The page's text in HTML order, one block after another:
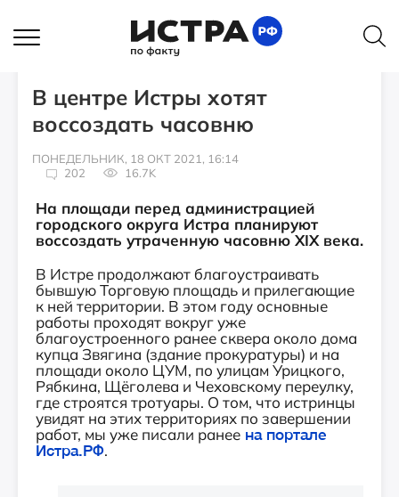
В центре Истры хотят
воссоздать часовню
ПОНЕДЕЛЬНИК, 18 ОКТ 2021, 16:14
202
16.7K
На площади перед администрацией
городского округа Истра планируют
воссоздать утраченную часовню XIX века.
В Истре продолжают благоустраивать
бывшую Торговую площадь и прилегающие
к ней территории. В этом году основные
работы проходят вокруг уже
благоустроенного ранее сквера около дома
купца Звягина (здание прокуратуры) и на
площади около ЦУМ, по улицам Урицкого,
Рябкина, Щёголева и Чеховскому переулку,
где строятся тротуары. О том, что истринцы
увидят на этих территориях по завершении
работ, мы уже писали ранее на портале
Истра.РФ.